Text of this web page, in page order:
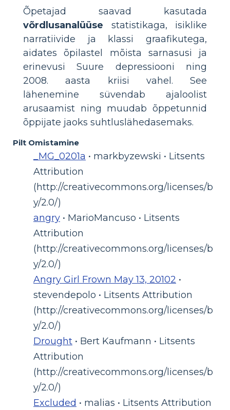
Õpetajad saavad kasutada
võrdlusanalüüse statistikaga, isiklike
narratiivide ja klassi graafikutega,
aidates õpilastel mõista sarnasusi ja
erinevusi Suure depressiooni ning
2008. aasta kriisi vahel. See
lähenemine süvendab ajaloolist
arusaamist ning muudab õppetunnid
õppijate jaoks suhtluslähedasemaks.
Pilt Omistamine
_MG_0201a • markbyzewski • Litsents
Attribution
(http://creativecommons.org/licenses/b
y/2.0/)
angry • MarioMancuso • Litsents
Attribution
(http://creativecommons.org/licenses/b
y/2.0/)
Angry Girl Frown May 13, 20102 •
stevendepolo • Litsents Attribution
(http://creativecommons.org/licenses/b
y/2.0/)
Drought • Bert Kaufmann • Litsents
Attribution
(http://creativecommons.org/licenses/b
y/2.0/)
Excluded • malias • Litsents Attribution